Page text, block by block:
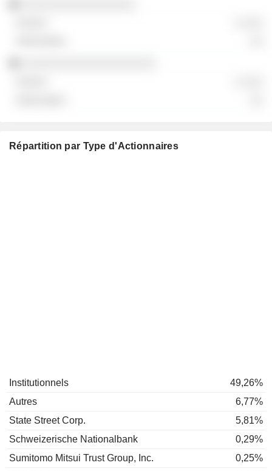
Répartition par Type d'Actionnaires
Institutionnels
49,26%
Autres
6,77%
State Street Corp.
5,81%
Schweizerische Nationalbank
0,29%
Sumitomo Mitsui Trust Group, Inc.
0,25%